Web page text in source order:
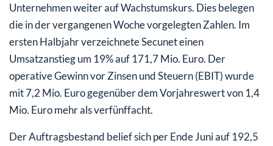
Unternehmen weiter auf Wachstumskurs. Dies belegen
die in der vergangenen Woche vorgelegten Zahlen. Im
ersten Halbjahr verzeichnete Secunet einen
Umsatzanstieg um 19% auf 171,7 Mio. Euro. Der
operative Gewinn vor Zinsen und Steuern (EBIT) wurde
mit 7,2 Mio. Euro gegenüber dem Vorjahreswert von 1,4
Mio. Euro mehr als verfünffacht.
Der Auftragsbestand belief sich per Ende Juni auf 192,5